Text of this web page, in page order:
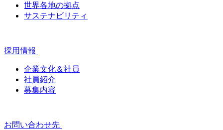
世界各地の拠点
サステナビリティ
採用情報
企業文化＆社員
社員紹介
募集内容
お問い合わせ先